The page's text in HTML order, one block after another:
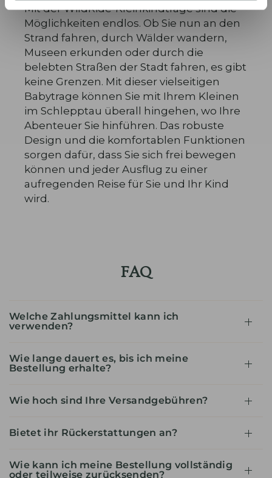
Mit der WildRide-Kleinkindtrage sind die
Möglichkeiten endlos. Ob Sie nun an den
Strand fahren, durch Wälder wandern,
Museen erkunden oder durch die
belebten Straßen der Stadt fahren, es gibt
keine Grenzen. Mit dieser vielseitigen
Babytrage können Sie mit Ihrem Kleinen
im Schlepptau überall hingehen, wo Ihre
Abenteuer Sie hinführen. Das robuste
Design und die komfortablen Funktionen
sorgen dafür, dass Sie sich frei bewegen
können und jeder Ausflug zu einer
aufregenden Reise für Sie und Ihr Kind
wird.
FAQ
Welche Zahlungsmittel kann ich
verwenden?
Wie lange dauert es, bis ich meine
Bestellung erhalte?
Wie hoch sind Ihre Versandgebühren?
Bietet ihr Rückerstattungen an?
Wie kann ich meine Bestellung vollständig
oder teilweise zurücksenden?